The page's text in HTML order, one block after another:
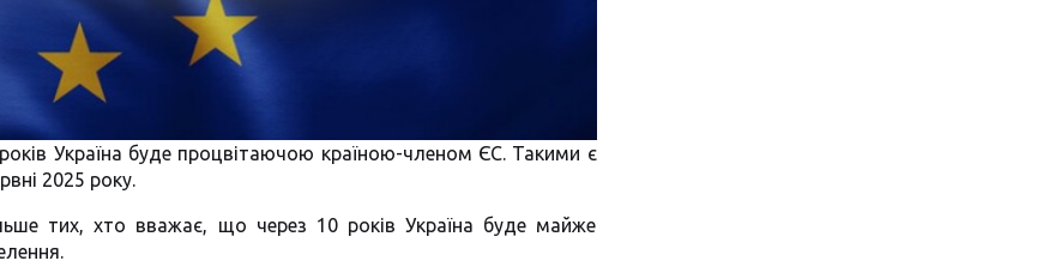
Україна буде процвітаючою країною-членом ЄС. Такими є
2025 року.
тих, хто вважає, що через 10 років Україна буде майже